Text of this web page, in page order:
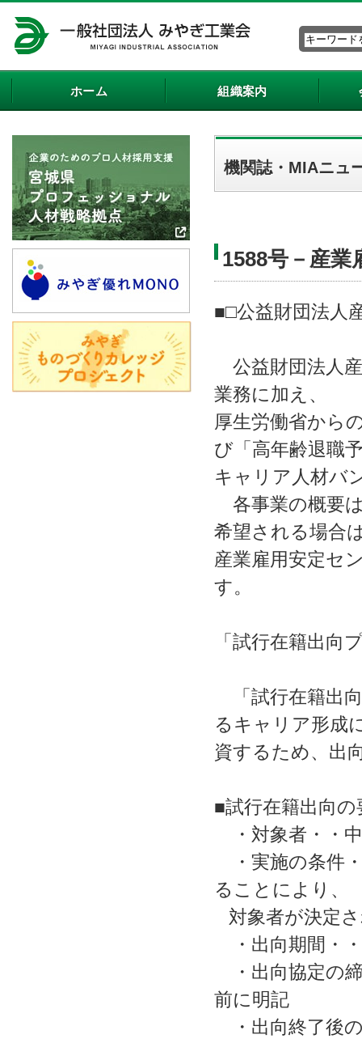
ホーム 組織案内
機関誌・MIAニュ
1588号－産
■□公益財団法人
公益財団法人
業務に加え、
厚生労働省から
び「高年齢退職
キャリア人材バ
各事業の概要
希望される場合
産業雇用安定セ
す。
「試行在籍出向
「試行在籍出
るキャリア形成
資するため、出
■試行在籍出向
・対象者・・
・実施の条件
ることにより、
対象者が決定
・出向期間・
・出向協定の
前に明記
・出向終了後